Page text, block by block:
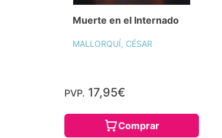
Muerte en el Internado
MALLORQUÍ, CÉSAR
PVP. 17,95€
Comprar